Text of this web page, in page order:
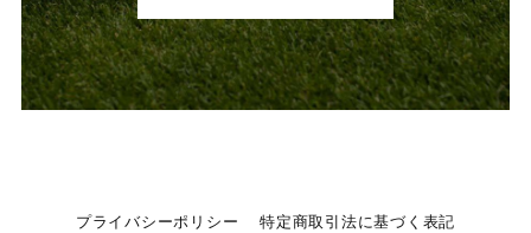
プライバシーポリシー 特定商取引法に基づく表記